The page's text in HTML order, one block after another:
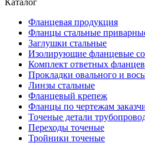
Каталог
Фланцевая продукция
Фланцы стальные
Заглушки стальные
Изолирующие фланцевые
Комплект ответных фланцев
Прокладки овального и
Линзы стальные
Фланцевый крепеж
Фланцы по чертежам
Точеные детали
Переходы точеные
Тройники точеные